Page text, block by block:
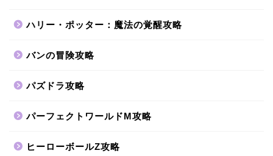
ハリー・ポッター：魔法の覚醒攻略
バンの冒険攻略
パズドラ攻略
パーフェクトワールドM攻略
ヒーローボールZ攻略